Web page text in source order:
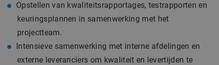
Opstellen van kwaliteitsrapportages, testrapporten en
keuringsplannen in samenwerking met het
projectteam.
Intensieve samenwerking met interne afdelingen en
externe leveranciers om kwaliteit en levertijden te